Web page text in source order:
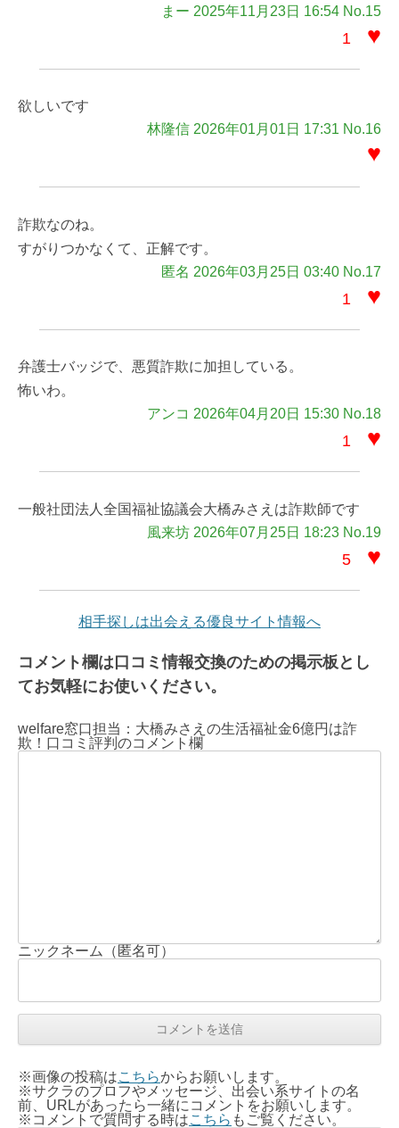
まー 2025年11月23日 16:54 No.15
1 ♥
欲しいです
林隆信 2026年01月01日 17:31 No.16
♥
詐欺なのね。
すがりつかなくて、正解です。
匿名 2026年03月25日 03:40 No.17
1 ♥
弁護士バッジで、悪質詐欺に加担している。
怖いわ。
アンコ 2026年04月20日 15:30 No.18
1 ♥
一般社団法人全国福祉協議会大橋みさえは詐欺師です
風来坊 2026年07月25日 18:23 No.19
5 ♥
相手探しは出会える優良サイト情報へ
コメント欄は口コミ情報交換のための掲示板とし
てお気軽にお使いください。
welfare窓口担当：大橋みさえの生活福祉金6億円は詐
欺！口コミ評判のコメント欄
ニックネーム（匿名可）
※画像の投稿はこちらからお願いします。
※サクラのプロフやメッセージ、出会い系サイトの名
前、URLがあったら一緒にコメントをお願いします。
※コメントで質問する時はこちら もご覧ください。